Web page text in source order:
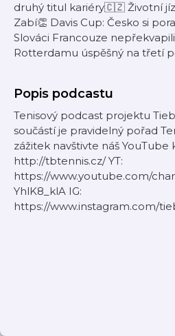
druhý titul kariéry🇨🇿 Životní
Zabí👏 Davis Cup: Česko si
Slováci Francouze
Rotterdamu úspěšný na třetí
Popis podcastu
Tenisový podcast projektu
součástí je pravidelný pořad
zážitek navštivte náš YouTube
http://tbtennis.cz/ YT:
https://www.youtube.com/
YhlK8_klA IG:
https://www.instagram.com/